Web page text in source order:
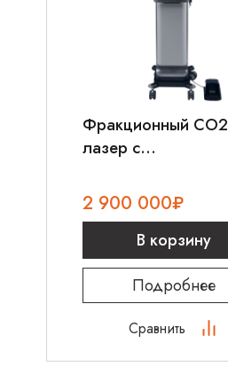
Фракционный CO2
лазер c
модулем AMI BIOXEL
2 900 000₽
В корзину
Подробнее
Сравнить